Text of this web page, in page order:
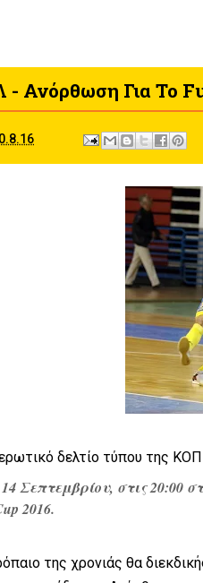
Ανόρθωση Για Το
δελτίο τύπου της ΚΟΠ
14 Σεπτεμβρίου, στις 20:00
2016.
της χρονιάς θα